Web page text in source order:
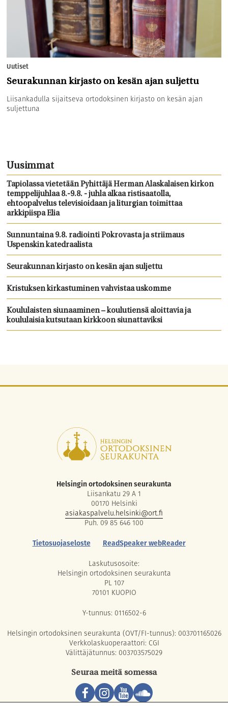
Uutiset
Seurakunnan kirjasto on kesän ajan suljettu
Liisankadulla sijaitseva ortodoksinen kirjasto on kesän ajan
suljettuna
Uusimmat
Tapiolassa vietetään Pyhittäjä Herman Alaskalaisen kirkon
temppelijuhlaa 8.-9.8. - juhla alkaa ristisaatolla,
ehtoopalvelus televisioidaan ja liturgian toimittaa
arkkipiispa Elia
Sunnuntaina 9.8. radiointi Pokrovasta ja striimaus
Uspenskin katedraalista
Seurakunnan kirjasto on kesän ajan suljettu
Kristuksen kirkastuminen vahvistaa uskomme
Koululaisten siunaaminen – koulutiensä aloittavia ja
koululaisia kutsutaan kirkkoon siunattaviksi
Helsingin ortodoksinen seurakunta
Liisankatu 29 A 1
00170 Helsinki
asiakaspalvelu.helsinki@ort.fi
Puh. 09 85 646 100
Tietosuojaseloste
ReadSpeaker webReader
Laskutusosoite:
Helsingin ortodoksinen seurakunta
PL 107
70101 KUOPIO
Y-tunnus: 0116502-6
Helsingin ortodoksinen seurakunta (OVT/FI-tunnus): 003701165026
Verkkolaskuoperaattori: CGI
Välittäjätunnus: 003703575029
Seuraa meitä somessa